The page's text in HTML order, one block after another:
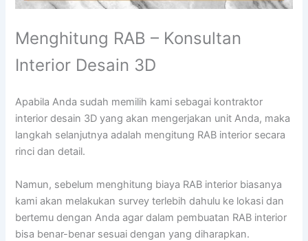
Menghitung RAB – Konsultan
Interior Desain 3D
Apabila Anda sudah memilih kami sebagai kontraktor
interior desain 3D yang akan mengerjakan unit Anda, maka
langkah selanjutnya adalah mengitung RAB interior secara
rinci dan detail.
Namun, sebelum menghitung biaya RAB interior biasanya
kami akan melakukan survey terlebih dahulu ke lokasi dan
bertemu dengan Anda agar dalam pembuatan RAB interior
bisa benar-benar sesuai dengan yang diharapkan.